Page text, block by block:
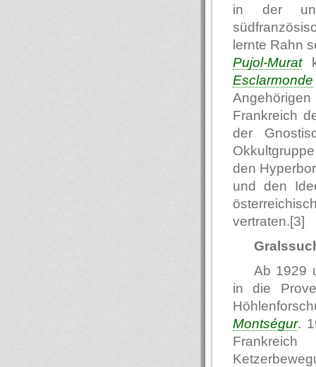
in der
lernte Rahn
Pujol-Murat
Esclarmonde
Frankreich
der
den
und den
vertraten.[3]
Ab 1929
in die
Montségur.